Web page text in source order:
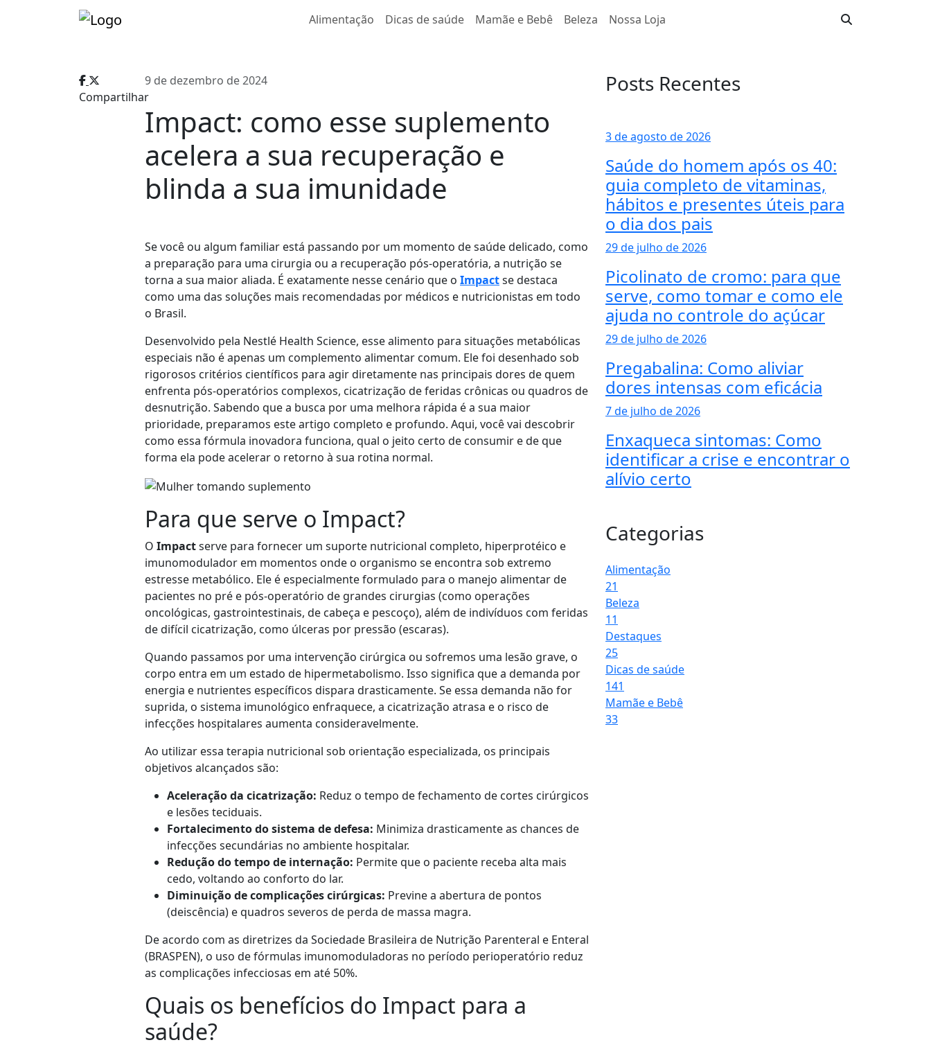
Alimentação Dicas de saúde Mamãe e Bebê Beleza Nossa Loja
Compartilhar
9 de dezembro de 2024
Impact: como esse suplemento
acelera a sua recuperação e
blinda a sua imunidade
Se você ou algum familiar está passando por um momento de saúde delicado, como
a preparação para uma cirurgia ou a recuperação pós-operatória, a nutrição se
torna a sua maior aliada. É exatamente nesse cenário que o Impactse destaca
como uma das soluções mais recomendadas por médicos e nutricionistas em todo
o Brasil.
Desenvolvido pela Nestlé Health Science, esse alimento para situações metabólicas
especiais não é apenas um complemento alimentar comum. Ele foi desenhado sob
rigorosos critérios científicos para agir diretamente nas principais dores de quem
enfrenta pós-operatórios complexos, cicatrização de feridas crônicas ou quadros de
desnutrição. Sabendo que a busca por uma melhora rápida é a sua maior
prioridade, preparamos este artigo completo e profundo. Aqui, você vai descobrir
como essa fórmula inovadora funciona, qual o jeito certo de consumir e de que
forma ela pode acelerar o retorno à sua rotina normal.
Para que serve o Impact?
O Impactserve para fornecer um suporte nutricional completo, hiperprotéico e
imunomodulador em momentos onde o organismo se encontra sob extremo
estresse metabólico. Ele é especialmente formulado para o manejo alimentar de
pacientes no pré e pós-operatório de grandes cirurgias (como operações
oncológicas, gastrointestinais, de cabeça e pescoço), além de indivíduos com feridas
de difícil cicatrização, como úlceras por pressão (escaras).
Quando passamos por uma intervenção cirúrgica ou sofremos uma lesão grave, o
corpo entra em um estado de hipermetabolismo. Isso significa que a demanda por
energia e nutrientes específicos dispara drasticamente. Se essa demanda não for
suprida, o sistema imunológico enfraquece, a cicatrização atrasa e o risco de
infecções hospitalares aumenta consideravelmente.
Ao utilizar essa terapia nutricional sob orientação especializada, os principais
objetivos alcançados são:
Aceleração da cicatrização: Reduz o tempo de fechamento de cortes cirúrgicos
e lesões teciduais.
Fortalecimento do sistema de defesa: Minimiza drasticamente as chances de
infecções secundárias no ambiente hospitalar.
Redução do tempo de internação: Permite que o paciente receba alta mais
cedo, voltando ao conforto do lar.
Diminuição de complicações cirúrgicas: Previne a abertura de pontos
(deiscência) e quadros severos de perda de massa magra.
De acordo com as diretrizes da Sociedade Brasileira de Nutrição Parenteral e Enteral
(BRASPEN), o uso de fórmulas imunomoduladoras no período perioperatório reduz
as complicações infecciosas em até 50%.
Quais os benefícios do Impact para a
saúde?
Posts Recentes
3 de agosto de 2026
Saúde do homem após os 40:
guia completo de vitaminas,
hábitos e presentes úteis para
o dia dos pais
29 de julho de 2026
Picolinato de cromo: para que
serve, como tomar e como ele
ajuda no controle do açúcar
29 de julho de 2026
Pregabalina: Como aliviar
dores intensas com eficácia
7 de julho de 2026
Enxaqueca sintomas: Como
identificar a crise e encontrar o
alívio certo
Categorias
Alimentação
21
Beleza
11
Destaques
25
Dicas de saúde
141
Mamãe e Bebê
33